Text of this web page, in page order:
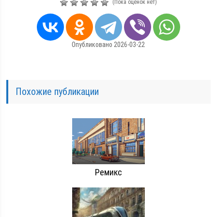
(Пока оценок нет)
Опубликовано 2026-03-22
Похожие публикации
Ремикс